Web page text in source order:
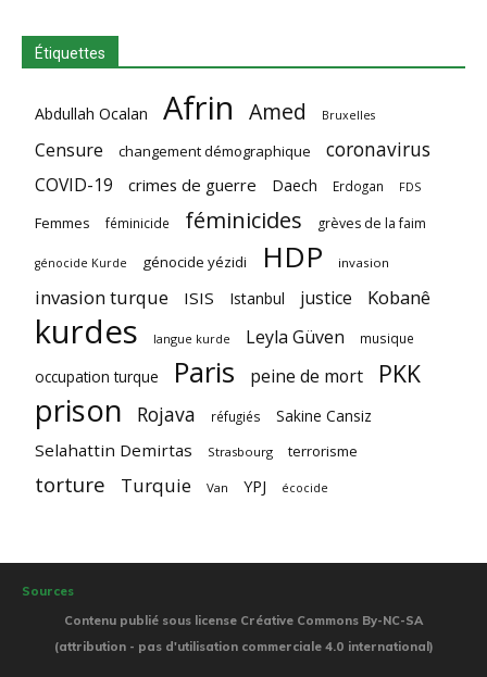
Étiquettes
Abdullah Ocalan Afrin Amed Bruxelles
Censure changement démographique coronavirus
COVID-19 crimes de guerre Daech Erdogan FDS
Femmes féminicide féminicides grèves de la faim
génocide Kurde génocide yézidi HDP invasion
invasion turque ISIS Istanbul justice Kobanê
kurdes langue kurde Leyla Güven musique
occupation turque Paris peine de mort PKK
prison Rojava réfugiés Sakine Cansiz
Selahattin Demirtas Strasbourg terrorisme
torture Turquie Van YPJ écocide
Sources
Contenu publié sous license Créative Commons By-NC-SA
(attribution - pas d'utilisation commerciale 4.0 international)